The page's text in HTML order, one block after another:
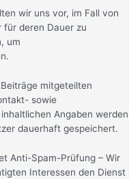
wir uns vor, im Fall von
für deren Dauer zu
um
mitgeteilten
sowie
Angaben werden
dauerhaft gespeichert.
Anti-Spam-Prüfung – Wir
Interessen den Dienst